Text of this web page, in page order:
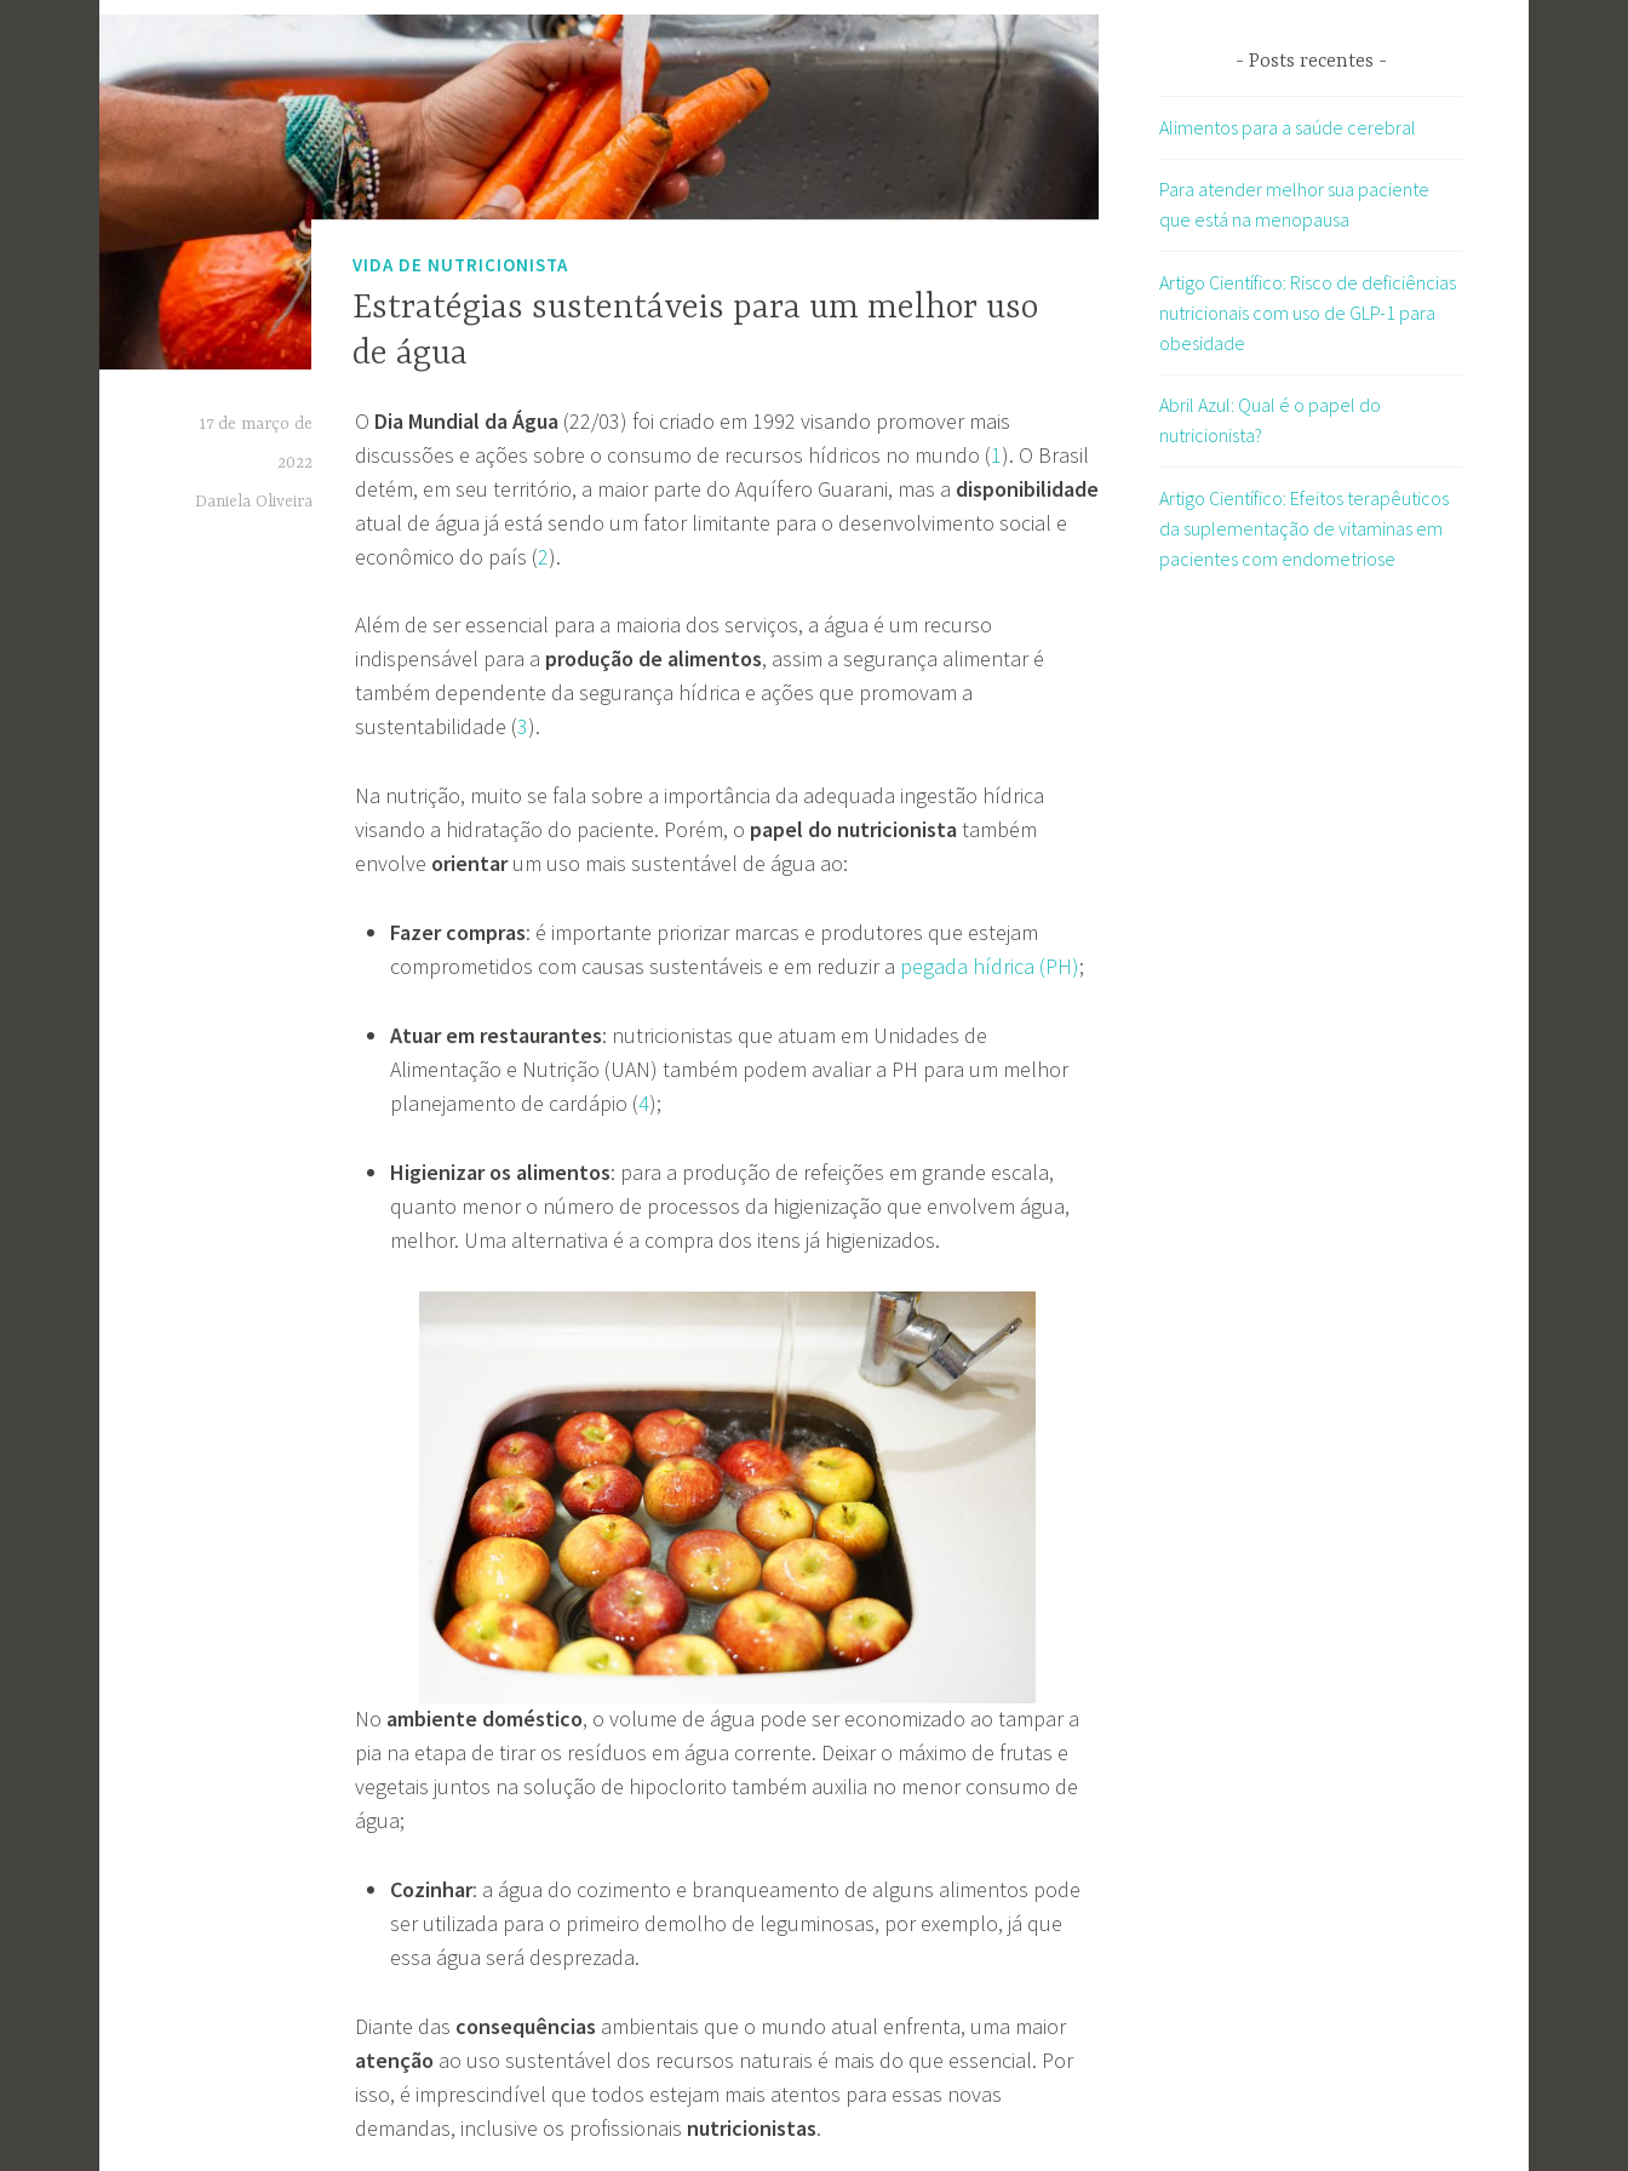
VIDA DE NUTRICIONISTA
Estratégias sustentáveis para um melhor uso
de água
17 de março de
2022
Daniela Oliveira
O Dia Mundial da Água (22/03) foi criado em 1992 visando promover mais
discussões e ações sobre o consumo de recursos hídricos no mundo (1). O Brasil
detém, em seu território, a maior parte do Aquífero Guarani, mas a disponibilidade
atual de água já está sendo um fator limitante para o desenvolvimento social e
econômico do país (2).
Além de ser essencial para a maioria dos serviços, a água é um recurso
indispensável para a produção de alimentos, assim a segurança alimentar é
também dependente da segurança hídrica e ações que promovam a
sustentabilidade (3).
Na nutrição, muito se fala sobre a importância da adequada ingestão hídrica
visando a hidratação do paciente. Porém, o papel do nutricionistatambém
envolve orientarum uso mais sustentável de água ao:
Fazer compras: é importante priorizar marcas e produtores que estejam
comprometidos com causas sustentáveis e em reduzir a pegada hídrica (PH);
Atuar em restaurantes: nutricionistas que atuam em Unidades de
Alimentação e Nutrição (UAN) também podem avaliar a PH para um melhor
planejamento de cardápio (4);
Higienizar os alimentos: para a produção de refeições em grande escala,
quanto menor o número de processos da higienização que envolvem água,
melhor. Uma alternativa é a compra dos itens já higienizados.
No ambiente doméstico, o volume de água pode ser economizado ao tampar a
pia na etapa de tirar os resíduos em água corrente. Deixar o máximo de frutas e
vegetais juntos na solução de hipoclorito também auxilia no menor consumo de
água;
Cozinhar: a água do cozimento e branqueamento de alguns alimentos pode
ser utilizada para o primeiro demolho de leguminosas, por exemplo, já que
essa água será desprezada.
Diante das consequências ambientais que o mundo atual enfrenta, uma maior
atenção ao uso sustentável dos recursos naturais é mais do que essencial. Por
isso, é imprescindível que todos estejam mais atentos para essas novas
demandas, inclusive os profissionais nutricionistas.
Posts recentes
Alimentos para a saúde cerebral
Para atender melhor sua paciente
que está na menopausa
Artigo Científico: Risco de deficiências
nutricionais com uso de GLP-1 para
obesidade
Abril Azul: Qual é o papel do
nutricionista?
Artigo Científico: Efeitos terapêuticos
da suplementação de vitaminas em
pacientes com endometriose